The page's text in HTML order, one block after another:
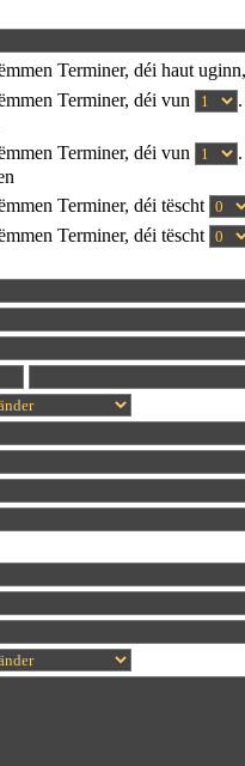
Terminer, déi haut
Terminer, déi vun
Terminer, déi vun
Terminer, déi tëscht
Terminer, déi tëscht